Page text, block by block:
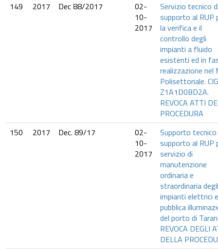
149
2017 Dec 88/2017
02-
10-
2017
Servizio tecnico
supporto al RUP
la verifica e il
controllo degli
impianti a fluido
esistenti ed in
realizzazione nel
Polisettoriale.
Z1A1D0BD2A.
REVOCA ATTI
PROCEDURA
150
2017 Dec. 89/17
02-
10-
2017
Supporto
supporto al RUP
servizio di
manutenzione
ordinaria e
straordinaria degli
impianti elettrici
pubblica
del porto di
REVOCA DEGLI
DELLA